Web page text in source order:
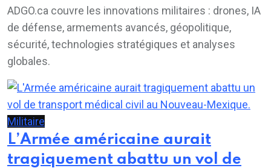
ADGO.ca couvre les innovations militaires : drones, IA
de défense, armements avancés, géopolitique,
sécurité, technologies stratégiques et analyses
globales.
Militaire
L’Armée américaine aurait
tragiquement abattu un vol de